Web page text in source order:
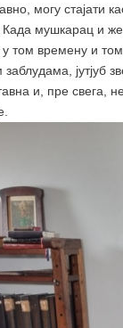
могу стајати
Када мушкарац и
том времену и
јутјуб
и, пре